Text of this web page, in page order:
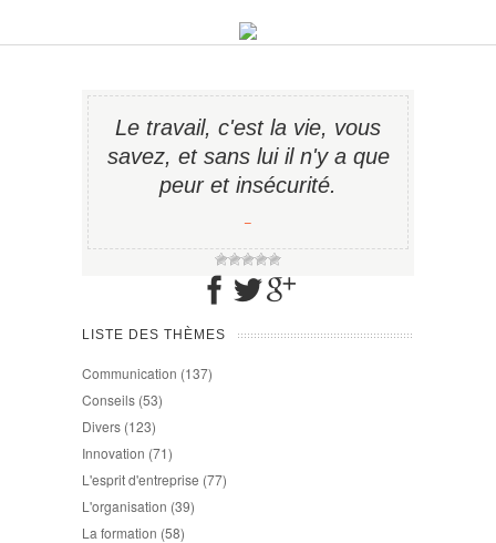
Le travail, c'est la vie, vous
savez, et sans lui il n'y a que
peur et insécurité.
−
LISTE DES THÈMES
Communication (137)
Conseils (53)
Divers (123)
Innovation (71)
L'esprit d'entreprise (77)
L'organisation (39)
La formation (58)